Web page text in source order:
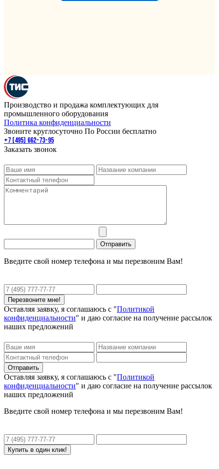
Производство и продажа комплектующих для
промышленного оборудования
Политика конфиденциальности
Звоните круглосуточно По России бесплатно
+7 (495) 662-73-95
Заказать звонок
Введите свой номер телефона и мы перезвоним Вам!
Оставляя заявку, я соглашаюсь с "Политикой
конфиденциальности" и даю согласие на получение рассылок
наших предложений
Оставляя заявку, я соглашаюсь с "Политикой
конфиденциальности" и даю согласие на получение рассылок
наших предложений
Введите свой номер телефона и мы перезвоним Вам!